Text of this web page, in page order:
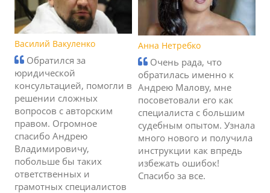
Василий Вакуленко
Обратился за
юридической
консультацией, помогли в
решении сложных
вопросов с авторским
правом. Огромное
спасибо Андрею
Владимировичу,
побольше бы таких
ответственных и
грамотных специалистов
Анна Нетребко
Очень рада, что
обратилась именно к
Андрею Малову, мне
посоветовали его как
специалиста с большим
судебным опытом. Узнала
много нового и получила
инструкции как впредь
избежать ошибок!
Спасибо за все.